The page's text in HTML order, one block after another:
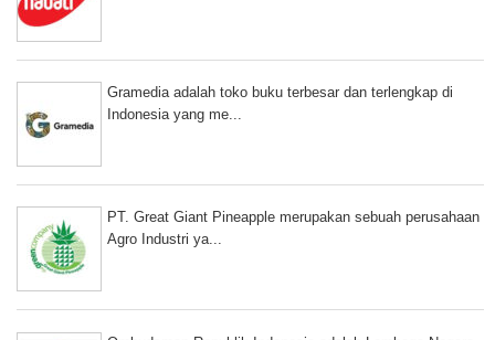
Gramedia adalah toko buku terbesar dan terlengkap di
Indonesia yang me...
PT. Great Giant Pineapple merupakan sebuah perusahaan
Agro Industri ya...